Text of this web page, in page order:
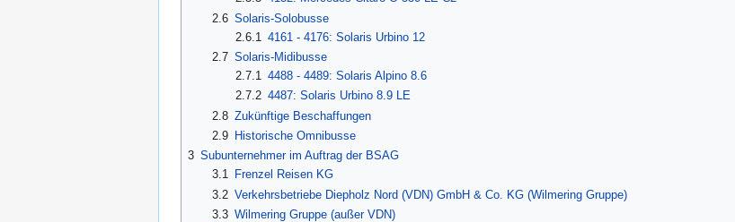
2.6 Solaris-Solobusse
2.6.1
4161 - 4176: Solaris Urbino 12
2.7 Solaris-Midibusse
2.7.1
4488 - 4489: Solaris Alpino 8.6
2.7.2 4487: Solaris Urbino 8.9 LE
2.8 Zukünftige Beschaffungen
2.9
Historische Omnibusse
3 Subunternehmer im Auftrag der BSAG
3.1
Frenzel Reisen KG
3.2 Verkehrsbetriebe Diepholz Nord (VDN) GmbH & Co. KG (Wilmering Gruppe)
3.3 Wilmering Gruppe (außer VDN)